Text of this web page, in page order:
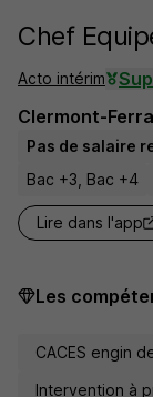
Chef
Acto intérim
Clermont-
Pas de salaire
Bac +3, Bac +4
Lire dans l'app
Les
CACES engin
Intervention à